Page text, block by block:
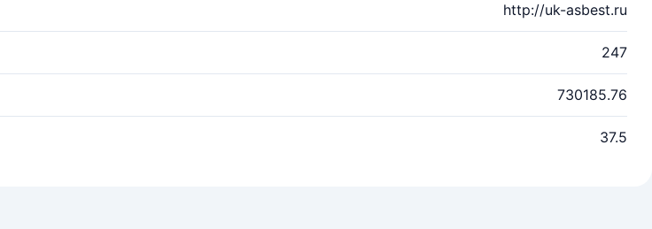
http://uk-asbest.ru
247
730185.76
37.5